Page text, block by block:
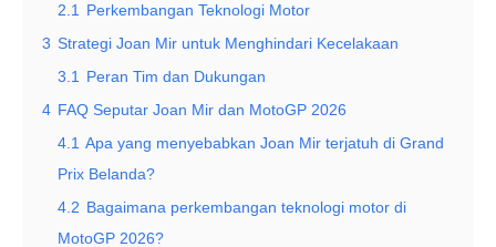
2.1 Perkembangan Teknologi Motor
3 Strategi Joan Mir untuk Menghindari Kecelakaan
3.1 Peran Tim dan Dukungan
4 FAQ Seputar Joan Mir dan MotoGP 2026
4.1 Apa yang menyebabkan Joan Mir terjatuh di Grand
Prix Belanda?
4.2 Bagaimana perkembangan teknologi motor di
MotoGP 2026?